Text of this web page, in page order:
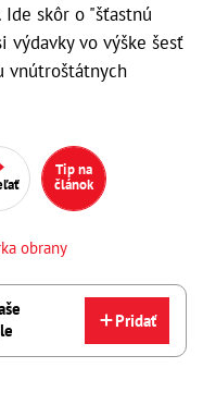
skôr o "šťastnú
výdavky vo výške šesť
vnútroštátnych
Tip na
článok
obrany
Pridať